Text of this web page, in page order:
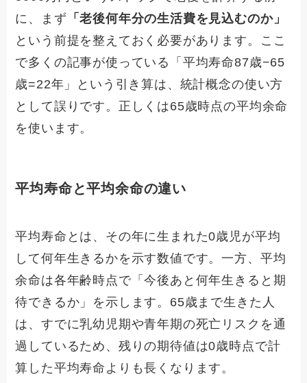
に、まず 「老後何年分の生活費を見込むのか」
という前提を整えておく必要があります。ここ
で多くの記事が使っている「平均寿命87歳−65
歳=22年」という引き算は、統計概念の使い方
として誤りです。正しくは65歳時点の平均余命
を使います。
平均寿命と平均余命の違い
平均寿命とは、その年に生まれた0歳児が平均
して何年生きるかを示す数値です。一方、平均
余命は各年齢時点で「今後あと何年生きると期
待できるか」を示します。65歳まで生きた人
は、すでに乳幼児期や青年期の死亡リスクを通
過しているため、残りの期待値は0歳時点で計
算した平均寿命よりも長くなります。